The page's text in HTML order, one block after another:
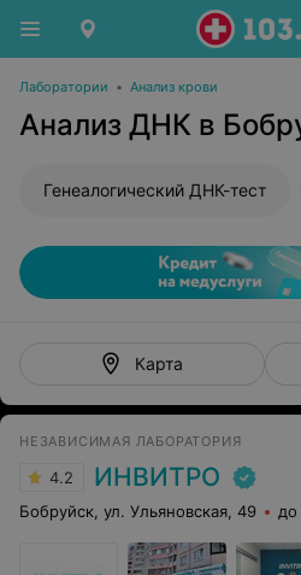
Лаборатории • Анализ крови
Анализ ДНК в
Генеалогический ДНК-тест
Карта
НЕЗАВИСИМАЯ ЛАБОРАТОРИЯ
4.2 ИНВИТРО
Бобруйск, ул. Ульяновская, 49 до